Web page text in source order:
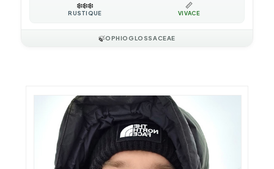
❄️❄️❄️
RUSTIQUE
📏
VIVACE
🍃OPHIOGLOSSACEAE